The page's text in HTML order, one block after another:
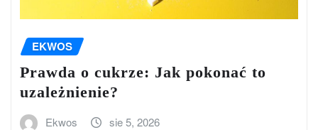
EKWOS
Prawda o cukrze: Jak pokonać to
uzależnienie?
Ekwos sie 5, 2026